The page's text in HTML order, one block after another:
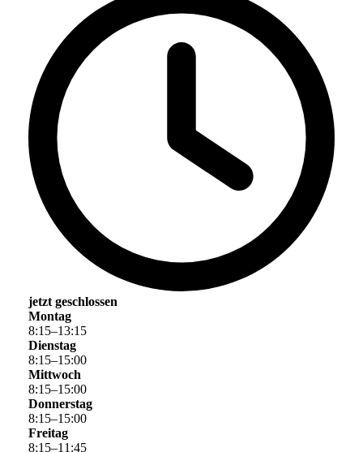
jetzt geschlossen
Montag
8:15–13:15
Dienstag
8:15–15:00
Mittwoch
8:15–15:00
Donnerstag
8:15–15:00
Freitag
8:15–11:45